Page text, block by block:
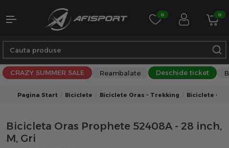
0 0
CRAZY SUMMER SALE Reambalate Deschide ticket
Pagina Start Biciclete Biciclete Oras - Trekking Biciclete
Bicicleta Oras Prophete 52408A - 28 inch,
M, Gri